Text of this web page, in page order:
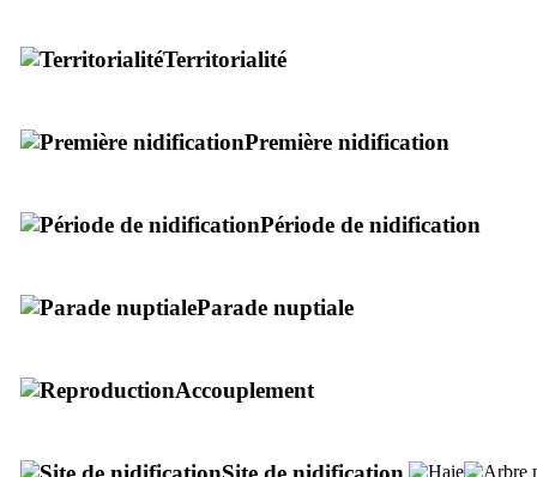
Territorialité
Première nidification
Période de nidification
Parade nuptiale
Accouplement